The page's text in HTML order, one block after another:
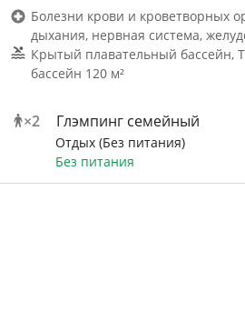
Болезни крови и кроветворных
дыхания, нервная система,
Крытый плавательный бассейн,
бассейн 120 м²
×2 Глэмпинг семейный
Отдых (Без питания)
Без питания